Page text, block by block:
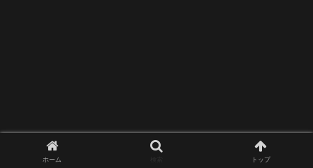
ホーム トップ